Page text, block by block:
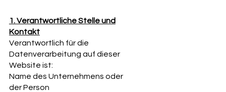
1. Verantwortliche Stelle und
Kontakt
Verantwortlich für die
Datenverarbeitung auf dieser
Website ist:
Name des Unternehmens oder
der Person